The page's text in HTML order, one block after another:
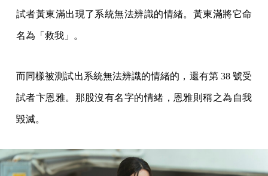
試者黃東滿出現了系統無法辨識的情緒。黃東滿將它命
名為「救我」。
而同樣被測試出系統無法辨識的情緒的，還有第 38 號受
試者卞恩雅。那股沒有名字的情緒，恩雅則稱之為自我
毀滅。